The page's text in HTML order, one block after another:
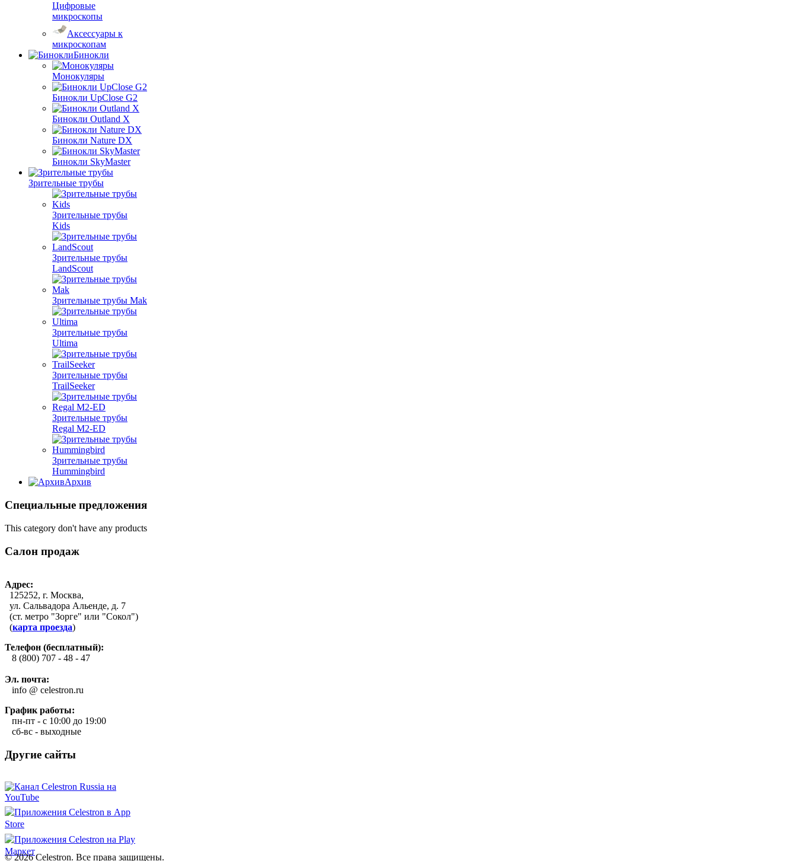
Цифровые
микроскопы
Аксессуары к
микроскопам
Бинокли
Монокуляры
Бинокли UpClose G2
Бинокли Outland X
Бинокли Nature DX
Бинокли SkyMaster
Зрительные трубы
Зрительные трубы
Kids
Зрительные трубы
LandScout
Зрительные трубы Mak
Зрительные трубы
Ultima
Зрительные трубы
TrailSeeker
Зрительные трубы
Regal M2-ED
Зрительные трубы
Hummingbird
Архив
Специальные предложения
This category don't have any products
Салон продаж
Адрес:
125252, г. Москва,
ул. Сальвадора Альенде, д. 7
(ст. метро "Зорге" или "Сокол")
(карта проезда)
Телефон (бесплатный):
8 (800) 707 - 48 - 47
Эл. почта:
info @ celestron.ru
График работы:
пн-пт - с 10:00 до 19:00
сб-вс - выходные
Другие сайты
© 2026 Celestron. Все права защищены.